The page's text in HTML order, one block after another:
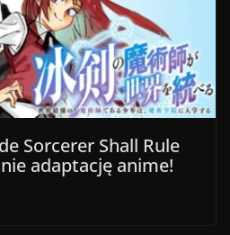
Sorcerer Shall Rule
adaptację anime!